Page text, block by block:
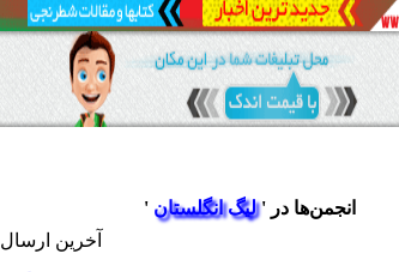
انجمن‌ها در 'لیگ انگلستان '
آخرین ارسال